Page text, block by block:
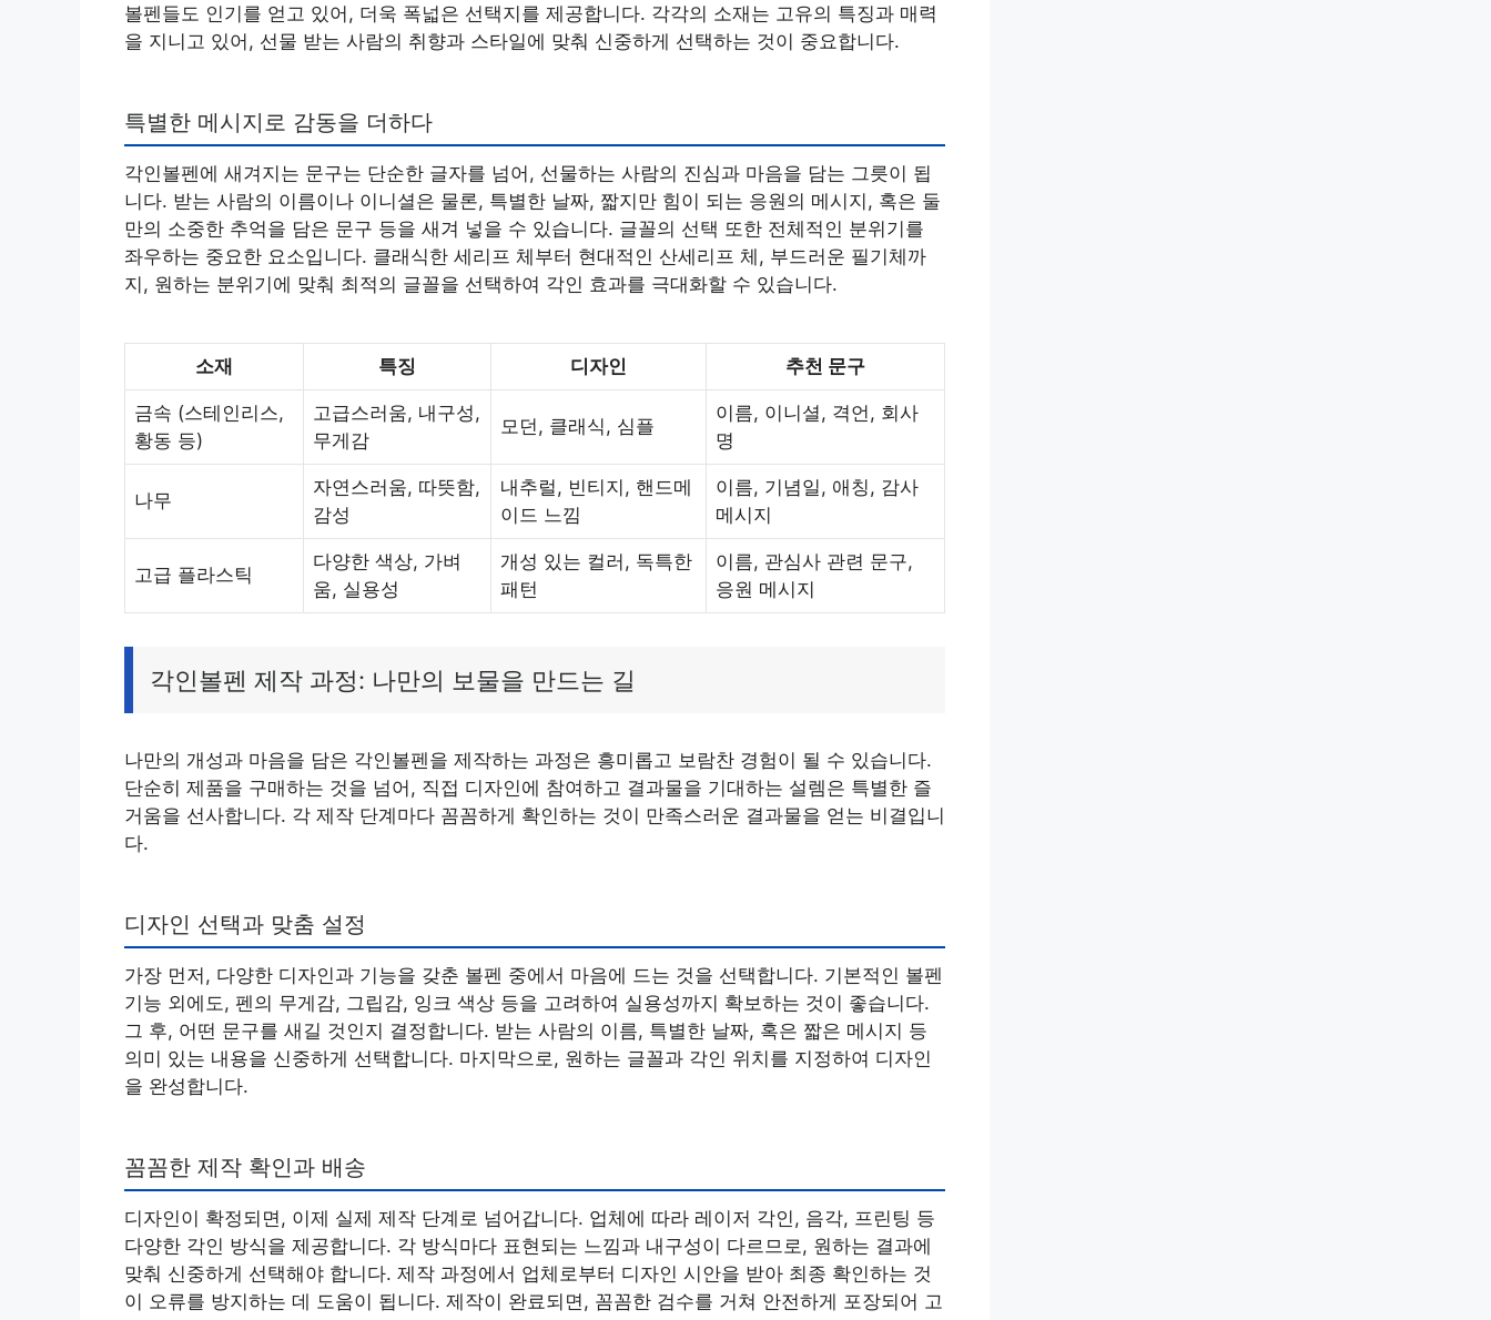
볼펜들도 인기를 얻고 있어, 더욱 폭넓은 선택지를 제공합니다. 각각의 소재는 고유의 특징과 매력
을 지니고 있어, 선물 받는 사람의 취향과 스타일에 맞춰 신중하게 선택하는 것이 중요합니다.
특별한 메시지로 감동을 더하다
각인볼펜에 새겨지는 문구는 단순한 글자를 넘어, 선물하는 사람의 진심과 마음을 담는 그릇이 됩
니다. 받는 사람의 이름이나 이니셜은 물론, 특별한 날짜, 짧지만 힘이 되는 응원의 메시지, 혹은 둘
만의 소중한 추억을 담은 문구 등을 새겨 넣을 수 있습니다. 글꼴의 선택 또한 전체적인 분위기를
좌우하는 중요한 요소입니다. 클래식한 세리프 체부터 현대적인 산세리프 체, 부드러운 필기체까
지, 원하는 분위기에 맞춰 최적의 글꼴을 선택하여 각인 효과를 극대화할 수 있습니다.
소재 특징 디자인 추천 문구
금속 (스테인리스,
황동 등)
고급스러움, 내구성,
무게감
모던, 클래식, 심플
이름, 이니셜, 격언, 회사
명
나무
자연스러움, 따뜻함,
감성
내추럴, 빈티지, 핸드메
이드 느낌
이름, 기념일, 애칭, 감사
메시지
고급 플라스틱
다양한 색상, 가벼
움, 실용성
개성 있는 컬러, 독특한
패턴
이름, 관심사 관련 문구,
응원 메시지
각인볼펜 제작 과정: 나만의 보물을 만드는 길
나만의 개성과 마음을 담은 각인볼펜을 제작하는 과정은 흥미롭고 보람찬 경험이 될 수 있습니다.
단순히 제품을 구매하는 것을 넘어, 직접 디자인에 참여하고 결과물을 기대하는 설렘은 특별한 즐
거움을 선사합니다. 각 제작 단계마다 꼼꼼하게 확인하는 것이 만족스러운 결과물을 얻는 비결입니
다.
디자인 선택과 맞춤 설정
가장 먼저, 다양한 디자인과 기능을 갖춘 볼펜 중에서 마음에 드는 것을 선택합니다. 기본적인 볼펜
기능 외에도, 펜의 무게감, 그립감, 잉크 색상 등을 고려하여 실용성까지 확보하는 것이 좋습니다.
그 후, 어떤 문구를 새길 것인지 결정합니다. 받는 사람의 이름, 특별한 날짜, 혹은 짧은 메시지 등
의미 있는 내용을 신중하게 선택합니다. 마지막으로, 원하는 글꼴과 각인 위치를 지정하여 디자인
을 완성합니다.
꼼꼼한 제작 확인과 배송
디자인이 확정되면, 이제 실제 제작 단계로 넘어갑니다. 업체에 따라 레이저 각인, 음각, 프린팅 등
다양한 각인 방식을 제공합니다. 각 방식마다 표현되는 느낌과 내구성이 다르므로, 원하는 결과에
맞춰 신중하게 선택해야 합니다. 제작 과정에서 업체로부터 디자인 시안을 받아 최종 확인하는 것
이 오류를 방지하는 데 도움이 됩니다. 제작이 완료되면, 꼼꼼한 검수를 거쳐 안전하게 포장되어 고